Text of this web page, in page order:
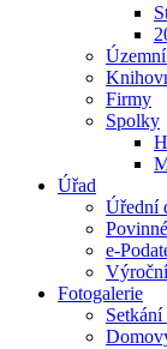
Firmy
Spolky
Úřad
Úřední
e-
Fotogalerie